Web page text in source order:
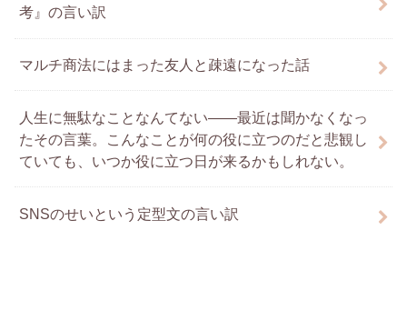
考』の言い訳
マルチ商法にはまった友人と疎遠になった話
人生に無駄なことなんてない――最近は聞かなくなっ
たその言葉。こんなことが何の役に立つのだと悲観し
ていても、いつか役に立つ日が来るかもしれない。
SNSのせいという定型文の言い訳